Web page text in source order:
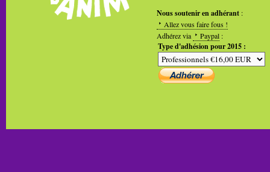
Nous soutenir en adhérant :
Allez vous faire fous !
Adhérez via
Paypal :
Type d'adhésion pour 2015 :